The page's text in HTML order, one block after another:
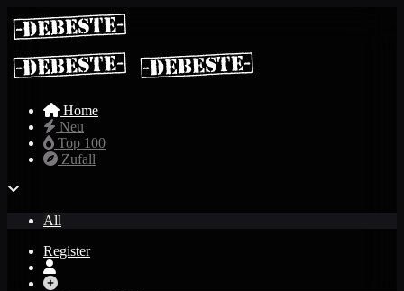
Home
Neu
Top 100
Zufall
All
Register